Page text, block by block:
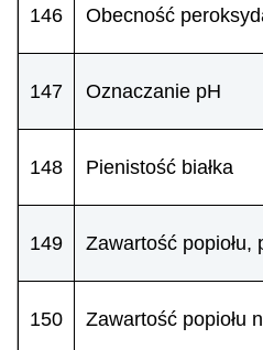
146 Obecność
147 Oznaczanie pH
148 Pienistość białka
149 Zawartość popiołu,
150 Zawartość popiołu